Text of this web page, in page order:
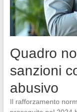
Quadro
sanzioni
abusivo
Il rafforzamento